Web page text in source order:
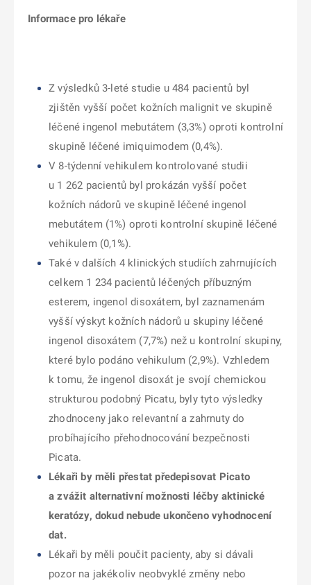
Informace pro lékaře
Z výsledků 3-leté studie u 484 pacientů byl
zjištěn vyšší počet kožních malignit ve skupině
léčené ingenol mebutátem (3,3%) oproti kontrolní
skupině léčené imiquimodem (0,4%).
V 8-týdenní vehikulem kontrolované studii
u 1 262 pacientů byl prokázán vyšší počet
kožních nádorů ve skupině léčené ingenol
mebutátem (1%) oproti kontrolní skupině léčené
vehikulem (0,1%).
Také v dalších 4 klinických studiích zahrnujících
celkem 1 234 pacientů léčených příbuzným
esterem, ingenol disoxátem, byl zaznamenám
vyšší výskyt kožních nádorů u skupiny léčené
ingenol disoxátem (7,7%) než u kontrolní skupiny,
které bylo podáno vehikulum (2,9%). Vzhledem
k tomu, že ingenol disoxát je svojí chemickou
strukturou podobný Picatu, byly tyto výsledky
zhodnoceny jako relevantní a zahrnuty do
probíhajícího přehodnocování bezpečnosti
Picata.
Lékaři by měli přestat předepisovat Picato
a zvážit alternativní možnosti léčby aktinické
keratózy, dokud nebude ukončeno vyhodnocení
dat.
Lékaři by měli poučit pacienty, aby si dávali
pozor na jakékoliv neobvyklé změny nebo